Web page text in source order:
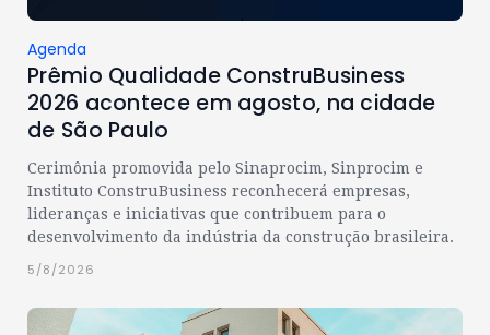
Agenda
Prêmio Qualidade ConstruBusiness
2026 acontece em agosto, na cidade
de São Paulo
Cerimônia promovida pelo Sinaprocim, Sinprocim e
Instituto ConstruBusiness reconhecerá empresas,
lideranças e iniciativas que contribuem para o
desenvolvimento da indústria da construção brasileira.
5/8/2026